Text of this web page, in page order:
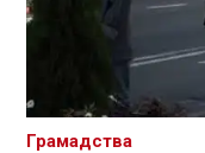
Грамадства